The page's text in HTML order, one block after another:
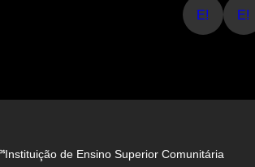
E! E!
Instituição de Ensino Superior Comunitária